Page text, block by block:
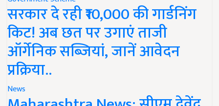
सरकार दे रही ₹10,000 की गार्डनिंग
किट! अब छत पर उगाएं ताजी
ऑर्गेनिक सब्जियां, जानें आवेदन
प्रक्रिया..
News